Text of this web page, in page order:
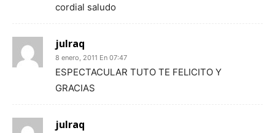
cordial saludo
julraq
8 enero, 2011 En 07:47
ESPECTACULAR TUTO TE FELICITO Y
GRACIAS
julraq